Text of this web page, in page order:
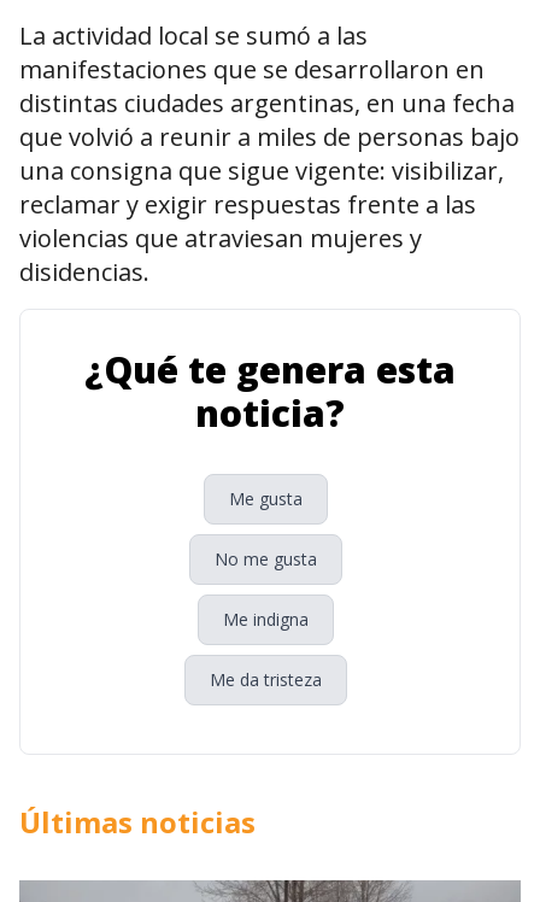
La actividad local se sumó a las
manifestaciones que se desarrollaron en
distintas ciudades argentinas, en una fecha
que volvió a reunir a miles de personas bajo
una consigna que sigue vigente: visibilizar,
reclamar y exigir respuestas frente a las
violencias que atraviesan mujeres y
disidencias.
¿Qué te genera esta
noticia?
Me gusta
No me gusta
Me indigna
Me da tristeza
Últimas noticias